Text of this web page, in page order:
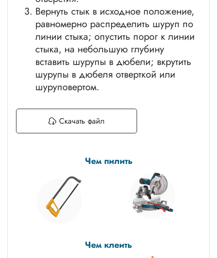
Вернуть стык в исходное положение,
равномерно распределить шуруп по
линии стыка; опустить порог к линии
стыка, на небольшую глубину
вставить шурупы в дюбели; вкрутить
шурупы в дюбеля отверткой или
шуруповертом.
Скачать файл
Чем пилить
Чем клеить